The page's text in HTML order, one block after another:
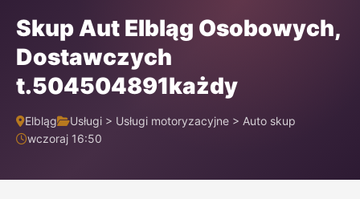
Skup Aut Elbląg Osobowych,
Dostawczych
t.504504891każdy
Elbląg
Usługi > Usługi motoryzacyjne > Auto skup
wczoraj 16:50